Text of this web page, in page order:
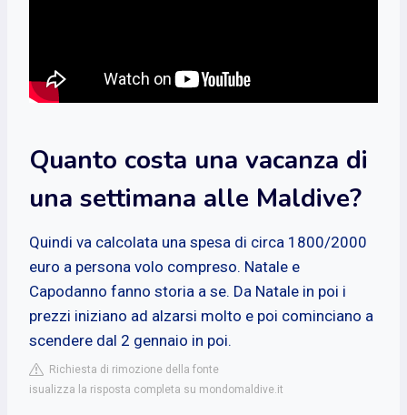
Quanto costa una vacanza di
una settimana alle Maldive?
Quindi va calcolata una spesa di circa 1800/2000
euro a persona volo compreso. Natale e
Capodanno fanno storia a se. Da Natale in poi i
prezzi iniziano ad alzarsi molto e poi cominciano a
scendere dal 2 gennaio in poi.
Richiesta di rimozione della fonte
isualizza la risposta completa su mondomaldive.it